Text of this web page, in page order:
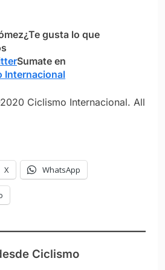
¿Te gusta lo que
Sumate en
Internacional
Ciclismo Internacional. All
X WhatsApp
Ciclismo